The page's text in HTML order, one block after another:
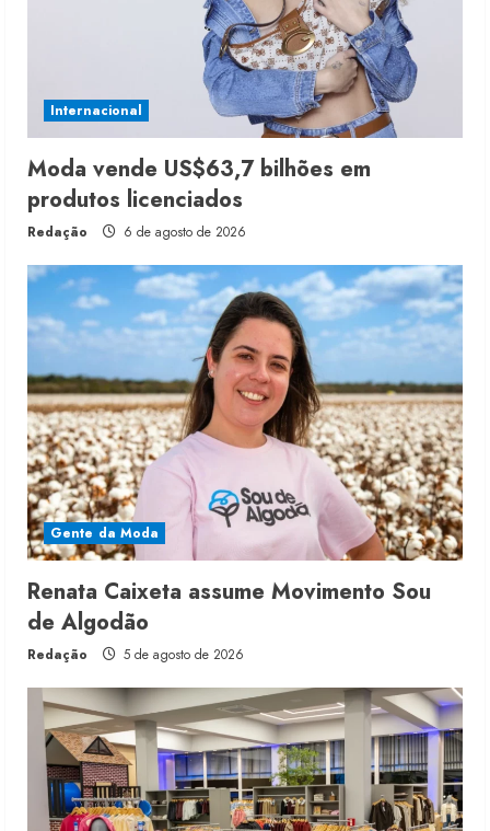
Internacional
Moda vende US$63,7 bilhões em
produtos licenciados
Redação 6 de agosto de 2026
Gente da Moda
Renata Caixeta assume Movimento Sou
de Algodão
Redação 5 de agosto de 2026